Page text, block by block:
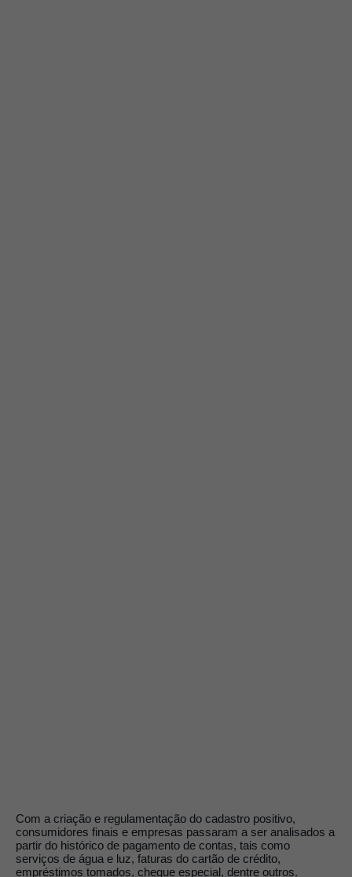
Com a criação e regulamentação do cadastro positivo,
consumidores finais e empresas passaram a ser analisados a
partir do histórico de pagamento de contas, tais como
serviços de água e luz, faturas do cartão de crédito,
empréstimos tomados, cheque especial, dentre outros.